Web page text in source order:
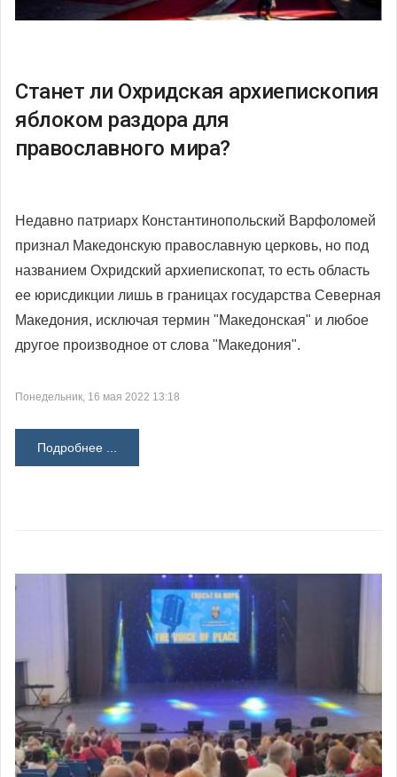
Станет ли Охридская архиепископия
яблоком раздора для
православного мира?
Недавно патриарх Константинопольский Варфоломей
признал Македонскую православную церковь, но под
названием Охридский архиепископат, то есть область
ее юрисдикции лишь в границах государства Северная
Македония, исключая термин "Македонская" и любое
другое производное от слова "Македония".
Понедельник, 16 мая 2022 13:18
Подробнее ...